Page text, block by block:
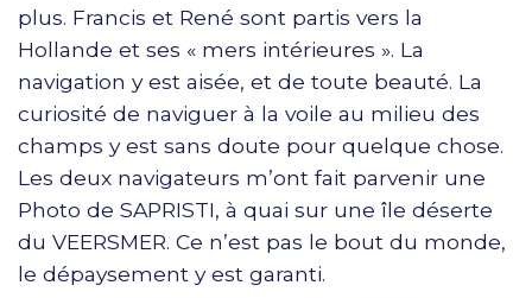
plus. Francis et René sont partis vers la
Hollande et ses « mers intérieures ». La
navigation y est aisée, et de toute beauté. La
curiosité de naviguer à la voile au milieu des
champs y est sans doute pour quelque chose.
Les deux navigateurs m’ont fait parvenir une
Photo de SAPRISTI, à quai sur une île déserte
du VEERSMER. Ce n’est pas le bout du monde,
le dépaysement y est garanti.